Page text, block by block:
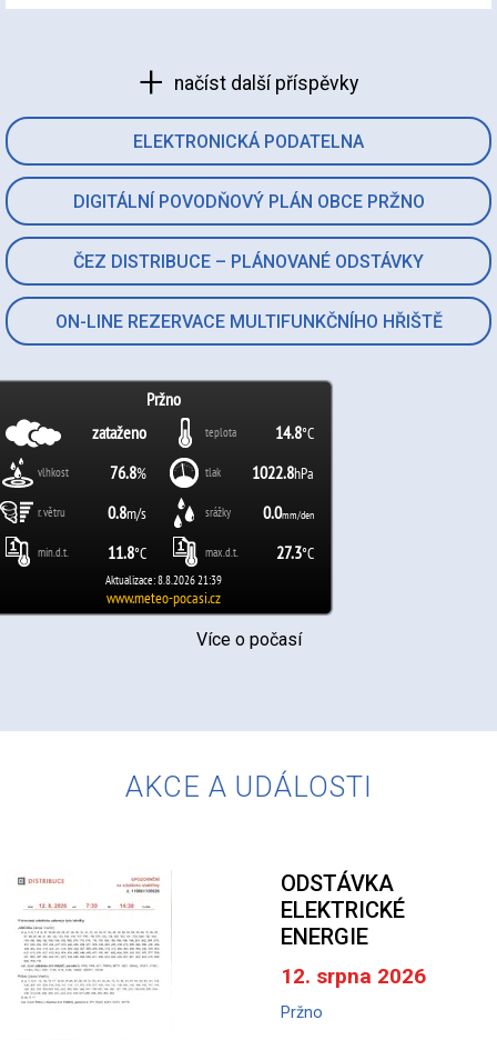
ELEKTRONICKÁ PODATELNA
DIGITÁLNÍ POVODŇOVÝ PLÁN OBCE PRŽNO
ČEZ DISTRIBUCE – PLÁNOVANÉ ODSTÁVKY
ON-LINE REZERVACE MULTIFUNKČNÍHO HŘIŠTĚ
Více o počasí
načíst další příspěvky
AKCE A UDÁLOSTI
ODSTÁVKA
ELEKTRICKÉ
ENERGIE
12. srpna 2026
Pržno